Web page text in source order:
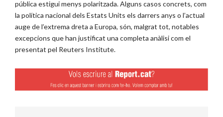
pública estigui menys polaritzada. Alguns casos concrets, com
la política nacional dels Estats Units els darrers anys o l’actual
auge de l’extrema dreta a Europa, són, malgrat tot, notables
excepcions que han justificat una completa anàlisi com el
presentat pel Reuters Institute.